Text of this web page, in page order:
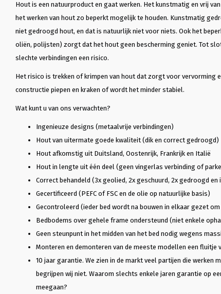
Hout is een natuurproduct en gaat werken. Het kunstmatig en vrij
het werken van hout zo beperkt mogelijk te houden. Kunstmatig
niet gedroogd hout, en dat is natuurlijk niet voor niets. Ook het
oliën, polijsten) zorgt dat het hout geen bescherming geniet. Tot
slechte verbindingen een risico.
Het risico is trekken of krimpen van hout dat zorgt voor vervorming
constructie piepen en kraken of wordt het minder stabiel.
Wat kunt u van ons verwachten?
Ingenieuze designs (metaalvrije verbindingen)
Hout van uitermate goede kwaliteit (dik en correct gedroogd)
Hout afkomstig uit Duitsland, Oostenrijk, Frankrijk en Italië
Hout in lengte uit één deel (geen vingerlas verbinding of
Correct behandeld (3x geolied, 2x geschuurd, 2x gedroogd
Gecertificeerd (PEFC of FSC en de olie op natuurlijke basis)
Gecontroleerd (ieder bed wordt na bouwen in elkaar gezet
Bedbodems over gehele frame ondersteund (niet enkele
Geen steunpunt in het midden van het bed nodig wegens
Monteren en demonteren van de meeste modellen een fluitje
10 jaar garantie. We zien in de markt veel partijen die werken
begrijpen wij niet. Waarom slechts enkele jaren garantie op
meegaan?